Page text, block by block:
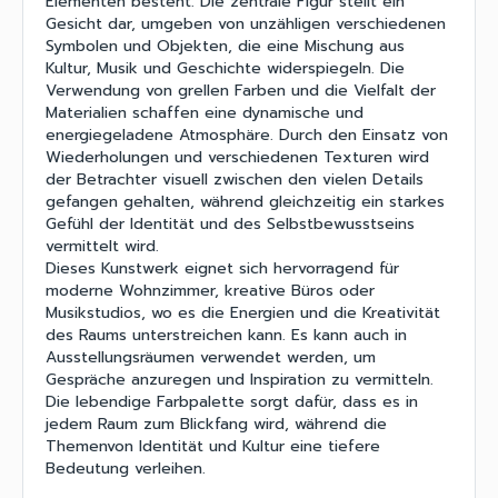
Gesicht dar, umgeben von unzähligen verschiedenen
Symbolen und Objekten, die eine Mischung aus
Kultur, Musik und Geschichte widerspiegeln. Die
Verwendung von grellen Farben und die Vielfalt der
Materialien schaffen eine dynamische und
energiegeladene Atmosphäre. Durch den Einsatz von
Wiederholungen und verschiedenen Texturen wird
der Betrachter visuell zwischen den vielen Details
gefangen gehalten, während gleichzeitig ein starkes
Gefühl der Identität und des Selbstbewusstseins
vermittelt wird.
Dieses Kunstwerk eignet sich hervorragend für
moderne Wohnzimmer, kreative Büros oder
Musikstudios, wo es die Energien und die Kreativität
des Raums unterstreichen kann. Es kann auch in
Ausstellungsräumen verwendet werden, um
Gespräche anzuregen und Inspiration zu vermitteln.
Die lebendige Farbpalette sorgt dafür, dass es in
jedem Raum zum Blickfang wird, während die
Themenvon Identität und Kultur eine tiefere
Bedeutung verleihen.